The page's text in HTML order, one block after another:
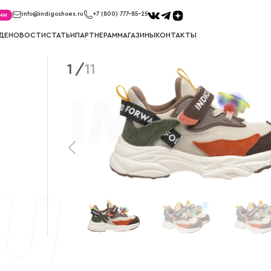
info@indigoshoes.ru +7 (800) 777-85-25
НОВОСТИСТАТЬИПАРТНЕРАММАГАЗИНЫКОНТАКТЫ
САНДАЛИИ
Сандалии для мальчиков
Сандалии для девочек
Туфли для
Туфли для
МЕМБРАНА
Мембрана для мальчиков
Мембрана для девочек
УГГИ
Угги для
Угги для
1 /11